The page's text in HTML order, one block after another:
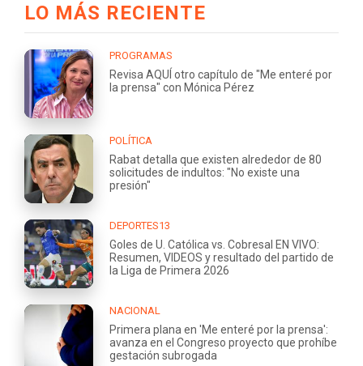
LO MÁS RECIENTE
PROGRAMAS
Revisa AQUÍ otro capítulo de "Me enteré por
la prensa" con Mónica Pérez
POLÍTICA
Rabat detalla que existen alrededor de 80
solicitudes de indultos: "No existe una
presión"
DEPORTES13
Goles de U. Católica vs. Cobresal EN VIVO:
Resumen, VIDEOS y resultado del partido de
la Liga de Primera 2026
NACIONAL
Primera plana en 'Me enteré por la prensa':
avanza en el Congreso proyecto que prohíbe
gestación subrogada